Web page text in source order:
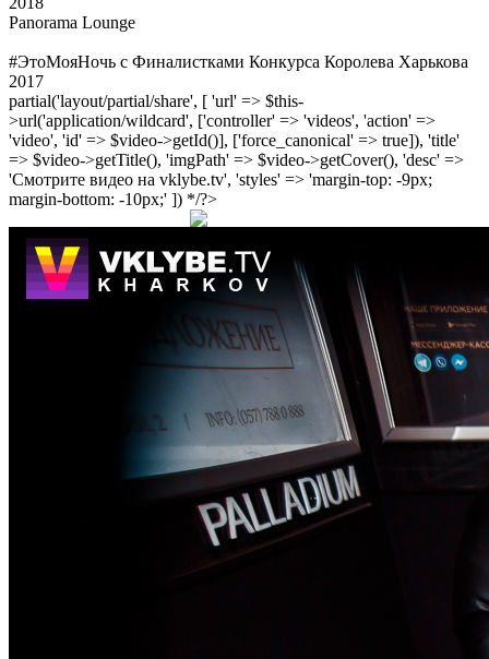
Panorama Lounge
#ЭтоМояНочь с Финалистками Конкурса Королева Харькова
2017
partial('layout/partial/share', [ 'url' => $this-
>url('application/wildcard', ['controller' => 'videos', 'action' =>
'video', 'id' => $video->getId()], ['force_canonical' => true]), 'title'
=> $video->getTitle(), 'imgPath' => $video->getCover(), 'desc' =>
'Смотрите видео на vklybe.tv', 'styles' => 'margin-top: -9px;
margin-bottom: -10px;' ]) */?>